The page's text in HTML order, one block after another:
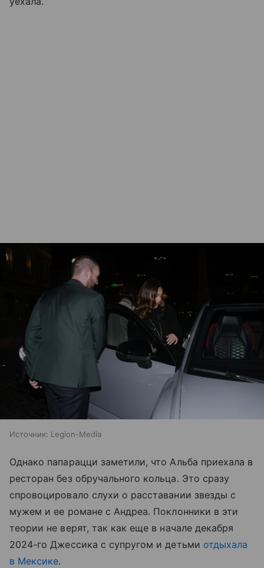
Источник: Legion-Media
Однако папарацци заметили, что Альба приехала в
ресторан без обручального кольца. Это сразу
спровоцировало слухи о расставании звезды с
мужем и ее романе с Андреа. Поклонники в эти
теории не верят, так как еще в начале декабря
2024-го Джессика с супругом и детьми отдыхала
в Мексике.